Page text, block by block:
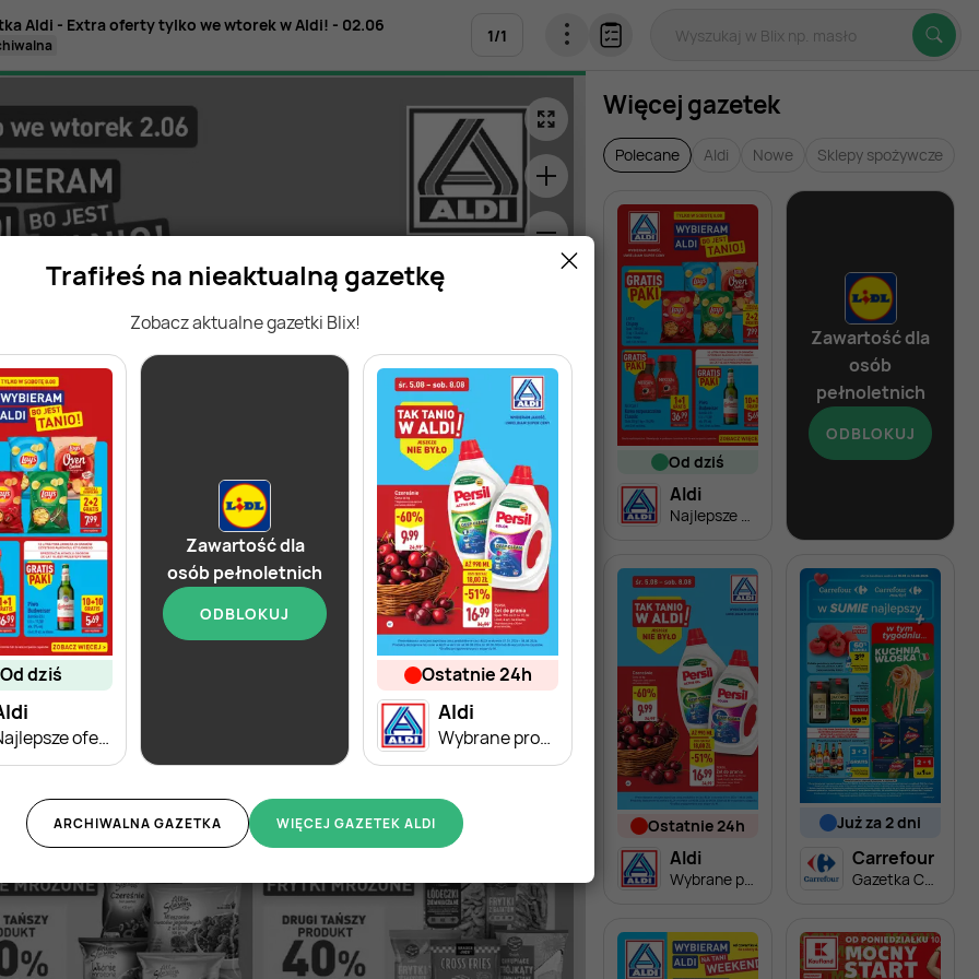
Trafiłeś na nieaktualną gazetkę
Zobacz aktualne gazetki Blix!
od dziś
Najlepsze oferty na sobotę w Aldi!
Zawartość dla
osób pełnoletnich
ODBLOKUJ
ostatnie 24h
Aldi
Wybrane produkty w super cenach Aldi!
WIĘCEJ GAZETEK ALDI
ARCHIWALNA GAZETKA
Aldi - Extra oferty tylko we wtorek w Aldi! - 02.06
1/1
Więcej gazetek
Polecane Aldi Nowe Sklepy spożywcze
od dziś
Aldi
Najlepsze oferty na sobotę w Aldi!
Zawartość dla
osób
pełnoletnich
ODBLOKUJ
od dziś
ostatnie 24h
Aldi
Wybrane produkty w super cenach Aldi!
już za 2 dni
Carrefour
Gazetka Carrefour od poniedziałku